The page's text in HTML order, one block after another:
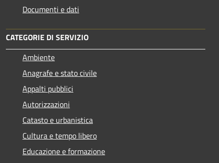
Documenti e dati
CATEGORIE DI SERVIZIO
Ambiente
Anagrafe e stato civile
Appalti pubblici
Autorizzazioni
Catasto e urbanistica
Cultura e tempo libero
Educazione e formazione